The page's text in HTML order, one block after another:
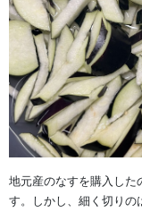
地元産のなすを購入した
す。しかし、細く切りの